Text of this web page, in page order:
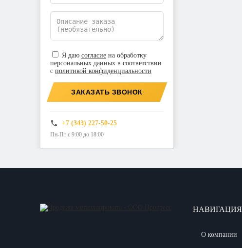
Я даю согласие на обработку
персональных данных в соответствии
с политикой конфиденциальности
ЗАКАЗАТЬ ЗВОНОК
+7 (343) 227-50-25
Пн-Пт с 9:00 до 18:00
НАВИГАЦИЯ
О компании